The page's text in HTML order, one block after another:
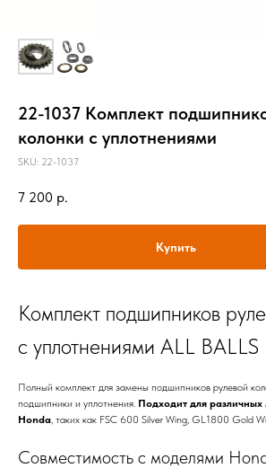
22-1037 Комплект
колонки с уплотнениями
SKU: 22-1037
7 200 р.
Купить
Комплект подшипников
с уплотнениями ALL
Полный комплект для замены подшипников рулевой
подшипники и уплотнения. Подходит для
Honda, таких как FSC 600 Silver Wing, GL1800 Gold
Совместимость с моделями